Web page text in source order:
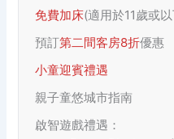
免費加床(適用於11歲或
預訂第二間客房8折優惠
小童迎賓禮遇
親子童悠城市指南
啟智遊戲禮遇：